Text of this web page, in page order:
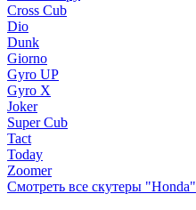
Cross Cub
Dio
Dunk
Giorno
Gyro UP
Gyro X
Joker
Super Cub
Tact
Today
Zoomer
Смотреть все скутеры "Honda"